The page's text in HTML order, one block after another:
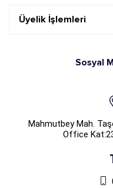
Üyelik İşlemleri
Sosyal
Mahmutbey Mah.
Office